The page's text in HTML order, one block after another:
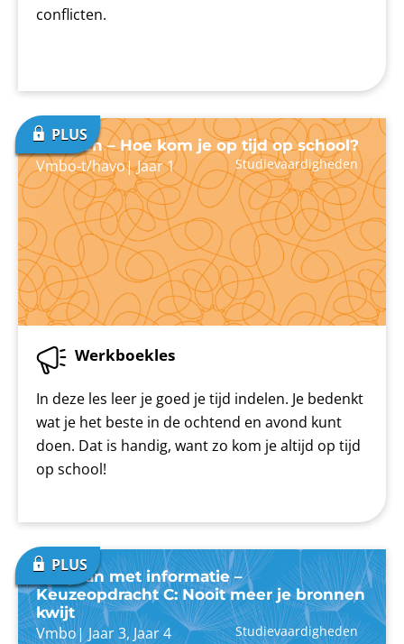
conflicten.
Plannen – Hoe kom je op tijd op school?
Vmbo-t/havo|Jaar 1 Studievaardigheden
Werkboekles
In deze les leer je goed je tijd indelen. Je bedenkt
wat je het beste in de ochtend en avond kunt
doen. Dat is handig, want zo kom je altijd op tijd
op school!
Omgaan met informatie –
Keuzeopdracht C: Nooit meer je bronnen
kwijt
Vmbo|Jaar 3,Jaar 4 Studievaardigheden